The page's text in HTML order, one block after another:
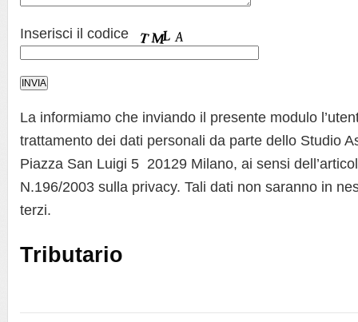
Inserisci il codice
La informiamo che inviando il presente modulo
trattamento dei dati personali da parte dello Studio
Piazza San Luigi 5 20129 Milano, ai sensi
N.196/2003 sulla privacy. Tali dati non saranno in
terzi.
Tributario